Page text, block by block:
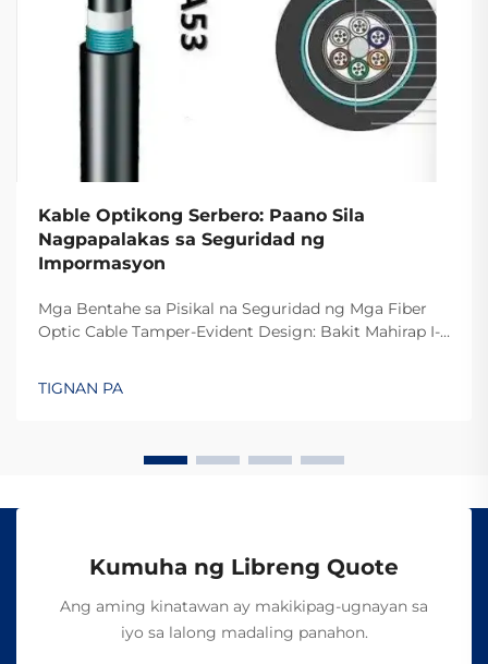
Kable Optikong Serbero: Paano Sila
Nagpapalakas sa Seguridad ng
Impormasyon
Mga Bentahe sa Pisikal na Seguridad ng Mga Fiber
Optic Cable Tamper-Evident Design: Bakit Mahirap I-
nagpapadala sila ng data sa pamamagitan ng
TIGNAN PA
Kumuha ng Libreng Quote
Ang aming kinatawan ay makikipag-ugnayan sa
iyo sa lalong madaling panahon.